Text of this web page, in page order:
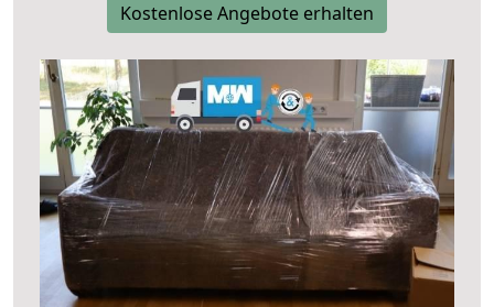
Kostenlose Angebote erhalten